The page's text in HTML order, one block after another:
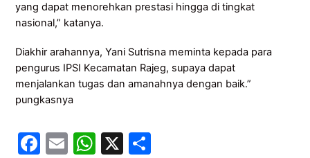
yang dapat menorehkan prestasi hingga di tingkat
nasional,” katanya.
Diakhir arahannya, Yani Sutrisna meminta kepada para
pengurus IPSI Kecamatan Rajeg, supaya dapat
menjalankan tugas dan amanahnya dengan baik.”
pungkasnya
F
E
W X